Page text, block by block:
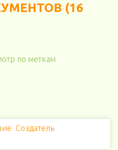
(16
по меткам
Создатель